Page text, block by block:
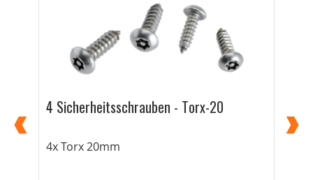
4 Sicherheitsschrauben - Torx-20
4x Torx 20mm